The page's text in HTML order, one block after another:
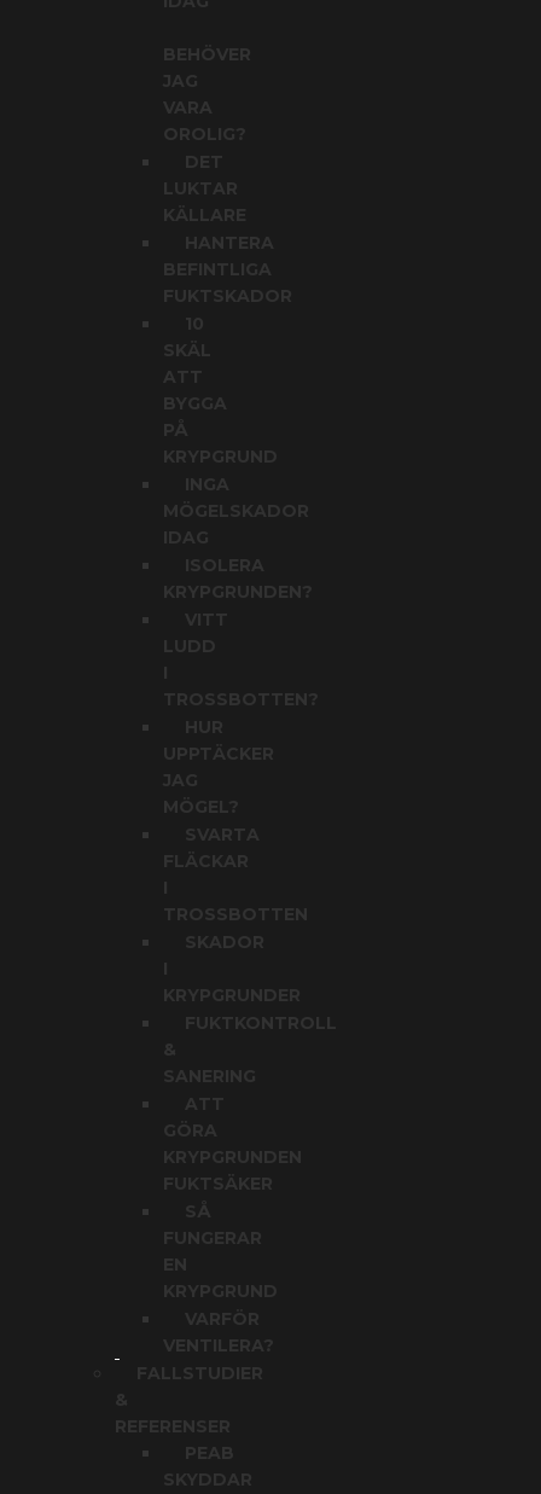
BEHÖVER
JAG
VARA
OROLIG?
LUKTAR
KÄLLARE
HANTERA
BEFINTLIGA
FUKTSKADOR
SKÄL
ATT
BYGGA
PÅ
KRYPGRUND
INGA
MÖGELSKADOR
IDAG
ISOLERA
KRYPGRUNDEN?
VITT
TROSSBOTTEN?
HUR
UPPTÄCKER
JAG
MÖGEL?
SVARTA
FLÄCKAR
TROSSBOTTEN
SKADOR
KRYPGRUNDER
FUKTKONTROLL
&
SANERING
ATT
GÖRA
KRYPGRUNDEN
FUKTSÄKER
SÅ
FUNGERAR
KRYPGRUND
VARFÖR
VENTILERA?
FALLSTUDIER
&
REFERENSER
PEAB
SKYDDAR